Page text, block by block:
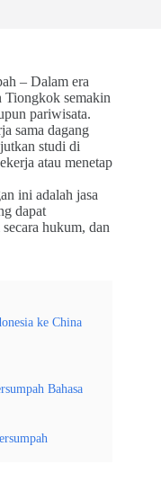
– Dalam era
Tiongkok semakin
pariwisata.
sama dagang
studi di
atau menetap
ini adalah jasa
dapat
hukum, dan
ke China
Bahasa